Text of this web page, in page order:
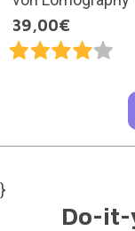
39,00€
}
Do-it-